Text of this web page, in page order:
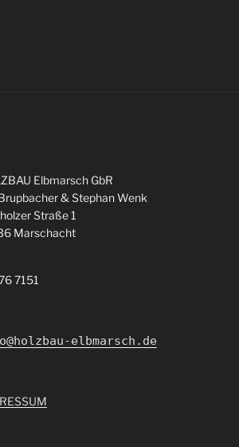
Elbmarsch GbR
& Stephan Wenk
Straße 1
Marschacht
7151
elbmarsch.de